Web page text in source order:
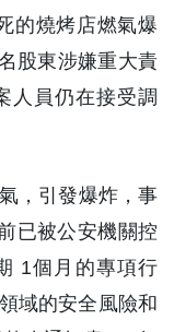
的燒烤店燃氣爆
股東涉嫌重大責
人員仍在接受調
，引發爆炸，事
已被公安機關控
1個月的專項行
域的安全風險和